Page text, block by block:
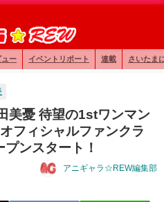
ュー イベントリポート 連載 さいたま
美憂 待望の1stワンマン
フィシャルファンクラ
ンスタート！
アニギャラ☆REW編集部